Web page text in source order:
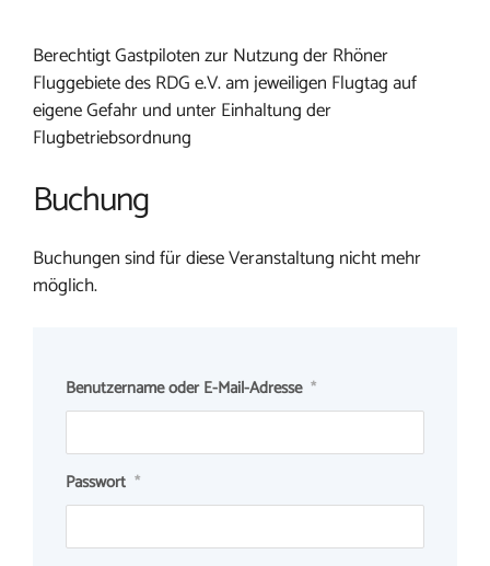
Berechtigt Gastpiloten zur Nutzung der Rhöner
Fluggebiete des RDG e.V. am jeweiligen Flugtag auf
eigene Gefahr und unter Einhaltung der
Flugbetriebsordnung
Buchung
Buchungen sind für diese Veranstaltung nicht mehr
möglich.
Benutzername oder E-Mail-Adresse *
Passwort *